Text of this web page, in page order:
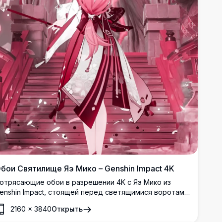
Святилище Яэ Мико – Genshin Impact 4K
обои в разрешении 4K с Яэ Мико из
Impact, стоящей перед светящимися воротами
окружённой кружащимися лепестками сакуры и
деревьями сакуры в розовых тонах с
2160 × 3840Открыть